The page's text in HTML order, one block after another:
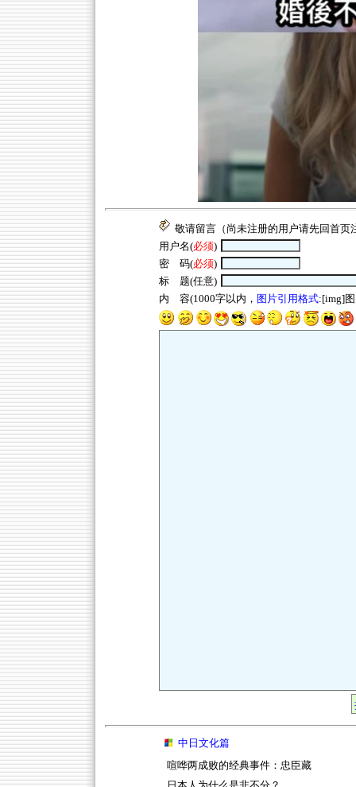
敬请留言（尚未注册的用户请先回首页
用户名(必须)
密 码(必须)
标 题(任意)
内 容(1000字以内， 图片引用格式:[img]
中日文化篇
喧哗两成败的经典事件：忠臣藏